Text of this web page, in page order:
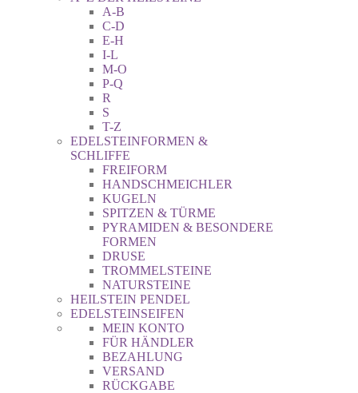
A-B
C-D
E-H
I-L
M-O
P-Q
R
S
T-Z
EDELSTEINFORMEN &
SCHLIFFE
FREIFORM
HANDSCHMEICHLER
KUGELN
SPITZEN & TÜRME
PYRAMIDEN & BESONDERE
FORMEN
DRUSE
TROMMELSTEINE
NATURSTEINE
HEILSTEIN PENDEL
EDELSTEINSEIFEN
MEIN KONTO
FÜR HÄNDLER
BEZAHLUNG
VERSAND
RÜCKGABE